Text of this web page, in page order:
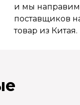
и мы направим
поставщиков
товар из Китая.